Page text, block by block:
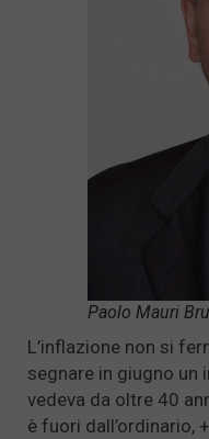
Paolo Mauri
L’inflazione non si
segnare in giugno un
vedeva da oltre 40
è fuori dall’ordinario,